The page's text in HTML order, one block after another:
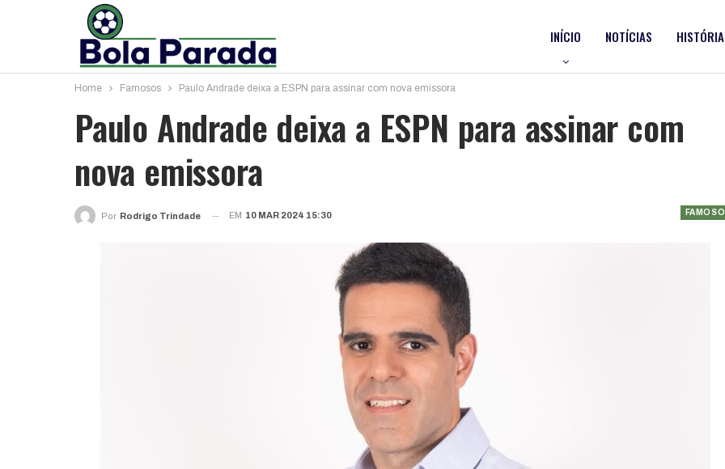
INÍCIO NOTÍCIAS HISTÓRIA
Home Famosos Paulo Andrade deixa a ESPN para assinar com nova emissora
Paulo Andrade deixa a ESPN para assinar com
nova emissora
Por Rodrigo Trindade EM 10 MAR 2024 15:30